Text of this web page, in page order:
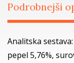
Podrobnejši
Analitska
pepel 5,76%,